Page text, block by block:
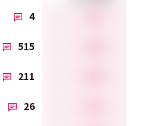
4
515
211
26